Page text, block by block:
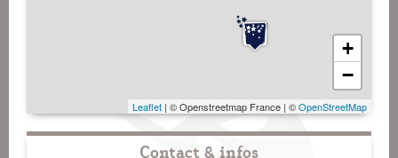
+
−
Leaflet | © Openstreetmap France | ©OpenStreetMap
Contact & infos